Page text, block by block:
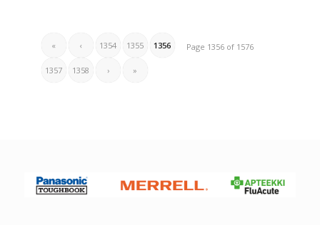
Page 1356 of 1576
« ‹ 1354 1355 1356
1357 1358 › »